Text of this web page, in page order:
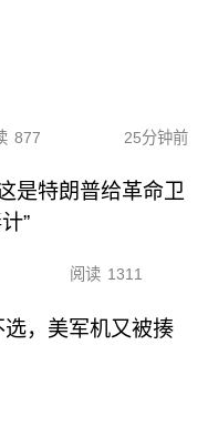
877 25分钟前
是特朗普给革命卫
”
阅读 1311
，美军机又被揍